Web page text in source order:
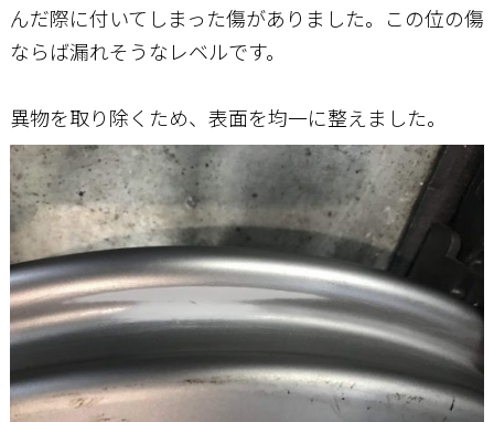
んだ際に付いてしまった傷がありました。この位の傷
ならば漏れそうなレベルです。
異物を取り除くため、表面を均一に整えました。